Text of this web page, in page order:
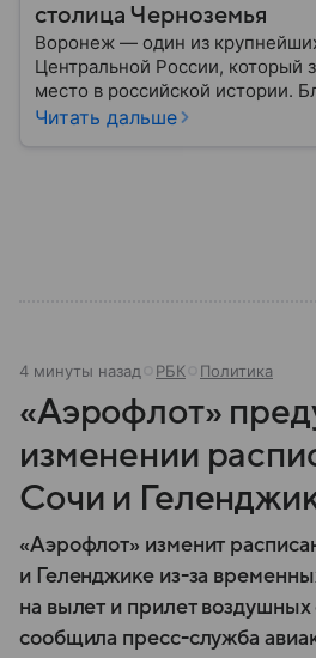
столица Черноземья
Воронеж — один из
Центральной России, который
место в российской истории.
расположению на юге
Читать дальше
4 минуты назад РБК Политика
«Аэрофлот»
изменении
Сочи и
«Аэрофлот» изменит
и Геленджике из-за
на вылет и прилет воздушных
сообщила пресс-служба